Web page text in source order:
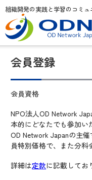
組織開発の実践と学習のコミュ
会員登録
会員資格
NPO法人OD Network
本的にどなたでも参加い
OD Network Japanの主
員特別価格で、また分科
詳細は定款に記載してお